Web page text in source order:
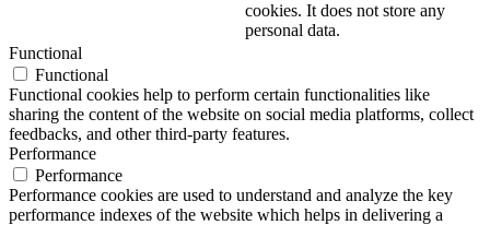
cookies. It does not store any
personal data.
Functional
Functional
Functional cookies help to perform certain functionalities like
sharing the content of the website on social media platforms, collect
feedbacks, and other third-party features.
Performance
Performance
Performance cookies are used to understand and analyze the key
performance indexes of the website which helps in delivering a